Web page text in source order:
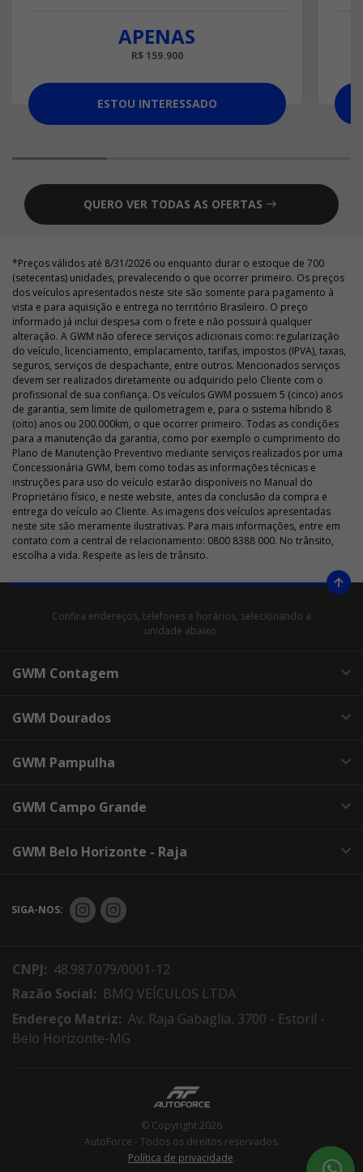
APENAS
R$ 159.900
ESTOU INTERESSADO
QUERO VER TODAS AS OFERTAS
*Preços válidos até 8/31/2026 ou enquanto durar o estoque de 700
(setecentas) unidades, prevalecendo o que ocorrer primeiro. Os preços
dos veículos apresentados neste site são somente para pagamento à
vista e para aquisição e entrega no território Brasileiro. O preço
informado já inclui despesa com o frete e não possuirá qualquer
alteração. A GWM não oferece serviços adicionais como: regularização
do veículo, licenciamento, emplacamento, tarifas, impostos (IPVA), taxas,
seguros, serviços de despachante, entre outros. Mencionados serviços
devem ser realizados diretamente ou adquirido pelo Cliente com o
profissional de sua confiança. Os veículos GWM possuem 5 (cinco) anos
de garantia, sem limite de quilometragem e, para o sistema híbrido 8
(oito) anos ou 200.000km, o que ocorrer primeiro. Todas as condições
para a manutenção da garantia, como por exemplo o cumprimento do
Plano de Manutenção Preventivo mediante serviços realizados por uma
Concessionária GWM, bem como todas as informações técnicas e
instruções para uso do veículo estarão disponíveis no Manual do
Proprietário físico, e neste website, antes da conclusão da compra e
entrega do veículo ao Cliente. As imagens dos veículos apresentadas
neste site são meramente ilustrativas. Para mais informações, entre em
contato com a central de relacionamento: 0800 8388 000. No trânsito,
escolha a vida. Respeite as leis de trânsito.
Confira endereços, telefones e horários, selecionando a
unidade abaixo:
GWM Contagem
GWM Dourados
GWM Pampulha
GWM Campo Grande
GWM Belo Horizonte - Raja
SIGA-NOS:
CNPJ: 48.987.079/0001-12
Razão Social: BMQ VEÍCULOS LTDA
Endereço Matriz: Av. Raja Gabaglia, 3700 - Estoril -
Belo Horizonte-MG
© Copyright 2026
AutoForce - Todos os direitos reservados.
Política de privacidade.